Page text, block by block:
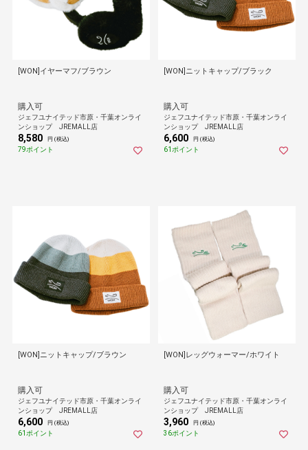
[WON]イヤーマフ/ブラウン
購入可
ジェフユナイテッド市原・千葉オンライ
ンショップ JREMALL店
8,580 円 (税込)
79ポイント
[WON]ニットキャップ/ブラック
購入可
ジェフユナイテッド市原・千葉オンライ
ンショップ JREMALL店
6,600 円 (税込)
61ポイント
[WON]ニットキャップ/ブラウン
購入可
ジェフユナイテッド市原・千葉オンライ
ンショップ JREMALL店
6,600 円 (税込)
61ポイント
[WON]レッグウォーマー/ホワイト
購入可
ジェフユナイテッド市原・千葉オンライ
ンショップ JREMALL店
3,960 円 (税込)
36ポイント